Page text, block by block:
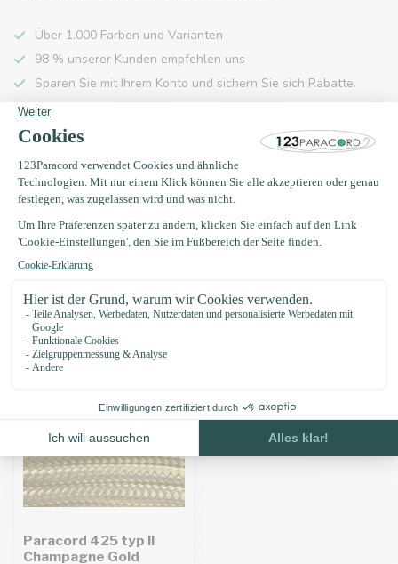
Über 1.000 Farben und Varianten
98 % unserer Kunden empfehlen uns
Sparen Sie mit Ihrem Konto und sichern Sie sich Rabatte.
Kostenlose Lieferung nach Hause ab 150 €
Produktbeschreibung
Zuletzt angesehen
Paracord 425 typ II
Champagne Gold